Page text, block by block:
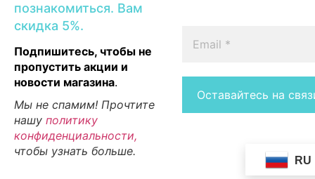
познакомиться. Вам
скидка 5%.
Подпишитесь, чтобы не
пропустить акции и
новости магазина.
Мы не спамим! Прочтите
нашу политику
конфиденциальности,
чтобы узнать больше.
RU